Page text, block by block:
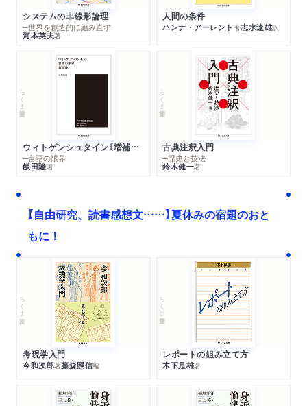
システムの非線形論理
─世界を創造的に組み直す
河本英夫著
人間の条件
ハンナ・アーレント 著志水速雄訳
ちくま学芸文庫
ウィトゲンシュタイン〔増補新版〕
─言語の限界
飯田隆著
ちくま学芸文庫
古典注釈入門
─歴史と技法
鈴木健一著
【自由研究、読書感想文……】夏休みの宿題のおと
もに！
ちくま文庫
考現学入門
今和次郎著藤森照信編
ちくま学芸文庫
レポートの組み立て方
木下是雄著